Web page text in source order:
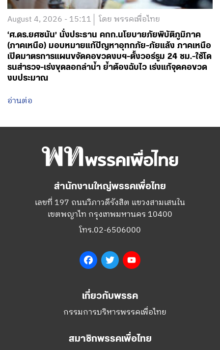
August 4, 2026 - 15:11 โดย พรรคเพื่อไทย
‘ศ.ดร.ยศชนัน’ นั่งประธาน คกก.นโยบายภัยพิบัติภูมิภาค
(ภาคเหนือ) มอบหมายแก้ปัญหาอุทกภัย-ภัยแล้ง ภาคเหนือ
เปิดมาตรการแผนขจัดคอขวดงบฯ-ตั้งวอร์รูม 24 ชม.-ใช้โด
รนสำรวจ-เร่งขุดลอกลำน้ำ ย้ำต้องฉับไว เร่งแก้จุดคอขวด
งบประมาณ
อ่านต่อ
สำนักงานใหญ่พรรคเพื่อไทย
เลขที่ 197 ถนนวิภาวดีรังสิต แขวงสามเสนใน
เขตพญาไท กรุงเทพมหานคร 10400
โทร.02-6506000
FacebookTwitter
เกี่ยวกับพรรค
กรรมการบริหารพรรคเพื่อไทย
สมาชิกพรรคเพื่อไทย